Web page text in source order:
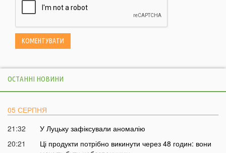
ОСТАННІ НОВИНИ
05 СЕРПНЯ
21:32
У Луцьку зафіксували аномалію
20:21
Ці продукти потрібно викинути через 48 годин: вони